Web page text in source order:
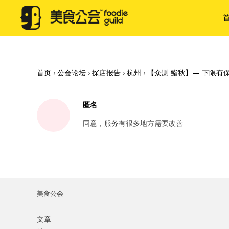
首页 › 公会论坛 › 探店报告 › 杭州 › 【众测 鮨秋】— 下限有
匿名
同意，服务有很多地方需要改善
美食公会
文章